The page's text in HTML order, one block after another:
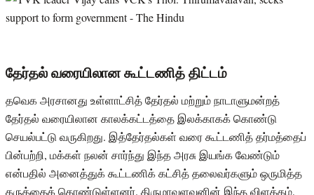
தேர்தல் வரையிலான கூட்டணித் திட்டம்
தவெக அரசானது உள்ளாட்சித் தேர்தல் மற்றும் நாடாளுமன்றத்
தேர்தல் வரையிலான காலக்கட்டத்தை இலக்காகக் கொண்டு
செயல்பட்டு வருகிறது. இத்தேர்தல்கள் வரை கூட்டணித் தர்மத்தைப்
பின்பற்றி, மக்கள் நலன் சார்ந்து இந்த அரசு இயங்க வேண்டும்
என்பதில் அனைத்துக் கூட்டணிக் கட்சித் தலைவர்களும் ஒருமித்த
கருத்தைக் கொண்டுள்ளனர். திருமாவளவனின் இந்த விளக்கம்,